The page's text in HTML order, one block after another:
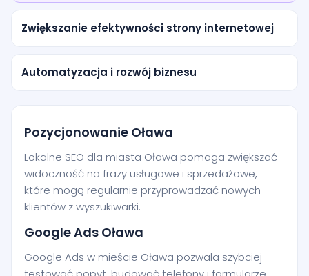
Zwiększanie efektywności strony internetowej
Automatyzacja i rozwój biznesu
Pozycjonowanie Oława
Lokalne SEO dla miasta Oława pomaga zwiększać
widoczność na frazy usługowe i sprzedażowe,
które mogą regularnie przyprowadzać nowych
klientów z wyszukiwarki.
Google Ads Oława
Google Ads w mieście Oława pozwala szybciej